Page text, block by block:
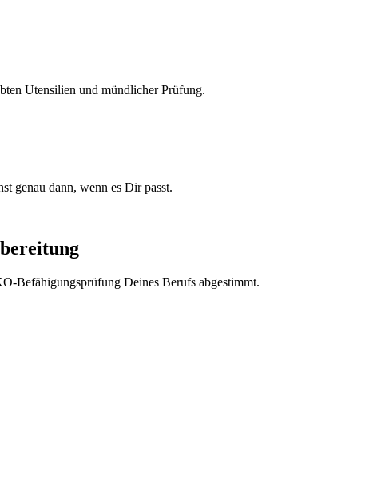
Utensilien und mündlicher Prüfung.
genau dann, wenn es Dir passt.
Befähigungsprüfung Deines Berufs abgestimmt.